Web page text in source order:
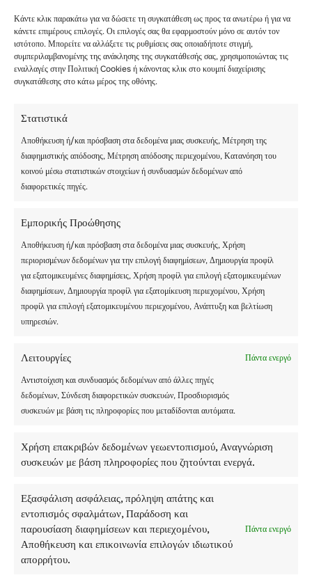
Κάντε κλικ παρακάτω για να δώσετε τη συγκατάθεση ως προς τα ανωτέρω ή για να
κάνετε επιμέρους επιλογές. Οι επιλογές σας θα εφαρμοστούν μόνο σε αυτόν τον
ιστότοπο. Μπορείτε να αλλάξετε τις ρυθμίσεις σας οποιαδήποτε στιγμή,
συμπεριλαμβανομένης της ανάκλησης της συγκατάθεσής σας, χρησιμοποιώντας τις
εναλλαγές στην Πολιτική Cookies ή κάνοντας κλικ στο κουμπί διαχείρισης
συγκατάθεσης στο κάτω μέρος της οθόνης.
Στατιστικά
Αποθήκευση ή/και πρόσβαση στα δεδομένα μιας συσκευής, Μέτρηση της
διαφημιστικής απόδοσης, Μέτρηση απόδοσης περιεχομένου, Κατανόηση του
κοινού μέσω στατιστικών στοιχείων ή συνδυασμών δεδομένων από
διαφορετικές πηγές.
Εμπορικής Προώθησης
Αποθήκευση ή/και πρόσβαση στα δεδομένα μιας συσκευής, Χρήση
περιορισμένων δεδομένων για την επιλογή διαφημίσεων, Δημιουργία προφίλ
για εξατομικευμένες διαφημίσεις, Χρήση προφίλ για επιλογή εξατομικευμένων
διαφημίσεων, Δημιουργία προφίλ για εξατομίκευση περιεχομένου, Χρήση
προφίλ για επιλογή εξατομικευμένου περιεχομένου, Ανάπτυξη και βελτίωση
υπηρεσιών.
Λειτουργίες
Πάντα ενεργό
Αντιστοίχιση και συνδυασμός δεδομένων από άλλες πηγές
δεδομένων, Σύνδεση διαφορετικών συσκευών, Προσδιορισμός
συσκευών με βάση τις πληροφορίες που μεταδίδονται αυτόματα.
Χρήση επακριβών δεδομένων γεωεντοπισμού, Αναγνώριση
συσκευών με βάση πληροφορίες που ζητούνται ενεργά.
Εξασφάλιση ασφάλειας, πρόληψη απάτης και
εντοπισμός σφαλμάτων, Παράδοση και
παρουσίαση διαφημίσεων και περιεχομένου,
Αποθήκευση και επικοινωνία επιλογών ιδιωτικού
απορρήτου.
Πάντα ενεργό
ΠΟΙΑ ΕΊΝΑΙ ΤΑ
ΜΟΝΑΔΙΚΆ
ΧΑΡΑΚΤΗΡΙΣΤΙΚΆ
ΧΕΙΜΕΡΙΝΉΣ
ΚΑΤΑΣΚΉΝΩΣΗΣ
ΣΤΗΝ ΕΛΒΕΤΊΑ;
ΠΟΙΑ ΕΊΝΑΙ Η
ΔΙΆΡΚΕΙΑ ΚΑΙ Ο
ΧΡΌΝΟΣ
ΔΙΕΞΑΓΩΓΉΣ ΤΗΣ
ΧΕΙΜΕΡΙΝΉΣ